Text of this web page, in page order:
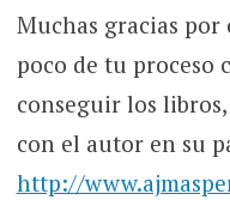
Muchas gracias
poco de tu proceso
conseguir los
con el autor en su
http://